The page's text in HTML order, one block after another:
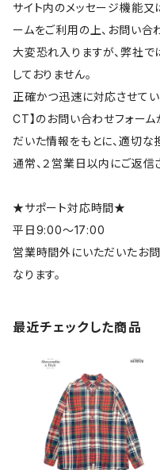
サイト内のメッセージ機能又
ームをご利用の上、お問い合
大変恐れ入りますが、弊社
しておりません。
正確かつ迅速に対応させて
CT】のお問い合わせフォーム
だいた情報をもとに、適切な
通常、２営業日以内にご返信
★サポート対応時間★
平日9:00～17:00
営業時間外にいただいたお
なります。
最近チェックした商品